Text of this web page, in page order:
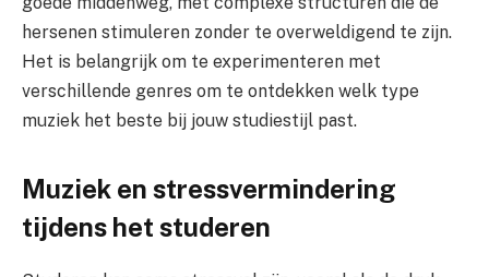
hersenen stimuleren zonder te overweldigend te zijn.
Het is belangrijk om te experimenteren met
verschillende genres om te ontdekken welk type
muziek het beste bij jouw studiestijl past.
Muziek en stressvermindering
tijdens het studeren